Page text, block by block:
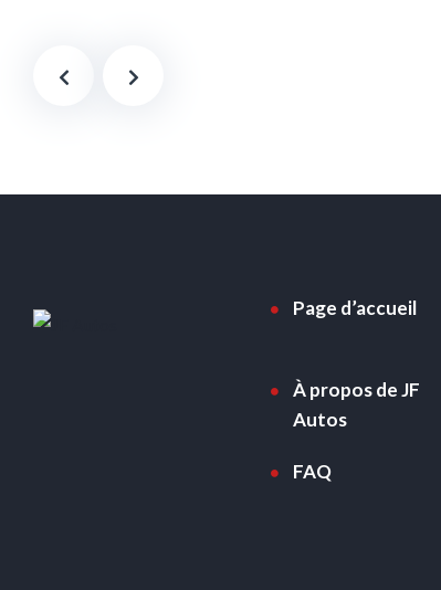
Page d’accueil
À propos de JF
Autos
FAQ